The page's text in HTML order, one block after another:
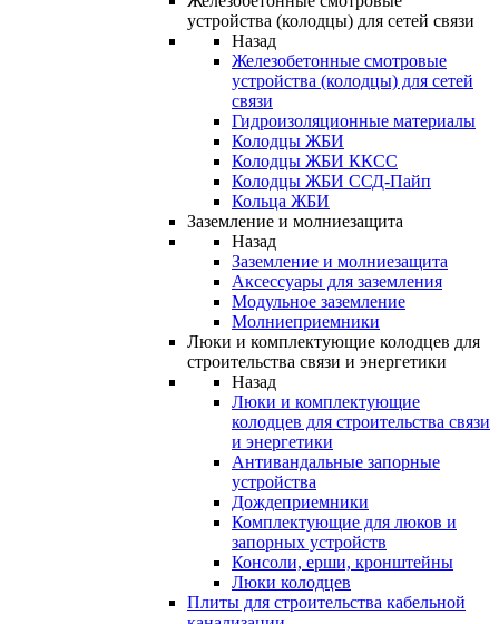
устройства (колодцы) для сетей связи
Назад
Железобетонные смотровые
устройства (колодцы) для сетей
связи
Гидроизоляционные материалы
Колодцы ЖБИ
Колодцы ЖБИ ККСС
Колодцы ЖБИ ССД-Пайп
Кольца ЖБИ
Заземление и молниезащита
Назад
Заземление и молниезащита
Аксессуары для заземления
Модульное заземление
Молниеприемники
Люки и комплектующие колодцев для
строительства связи и энергетики
Назад
Люки и комплектующие
колодцев для строительства связи
и энергетики
Антивандальные запорные
устройства
Дождеприемники
Комплектующие для люков и
запорных устройств
Консоли, ерши, кронштейны
Люки колодцев
Плиты для строительства кабельной